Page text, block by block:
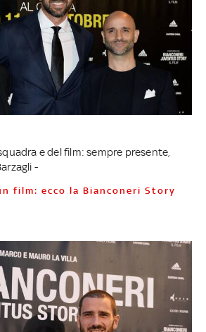
e del film: sempre presente,
-
film: ecco la Bianconeri Story